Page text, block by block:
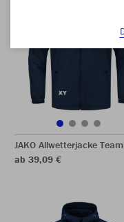
JAKO Allwetterjacke
ab 39,09 €